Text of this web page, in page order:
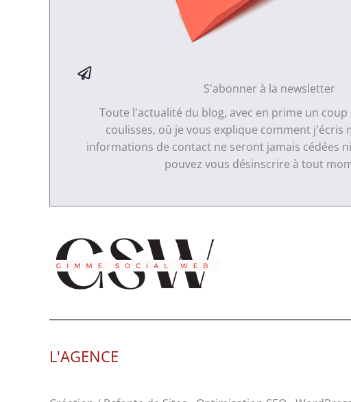
S'abonner à la newsletter
Toute l'actualité du blog, avec en prime un
coulisses, où je vous explique comment j'écris
informations de contact ne seront jamais cédées
pouvez vous désinscrire à tout
L'AGENCE